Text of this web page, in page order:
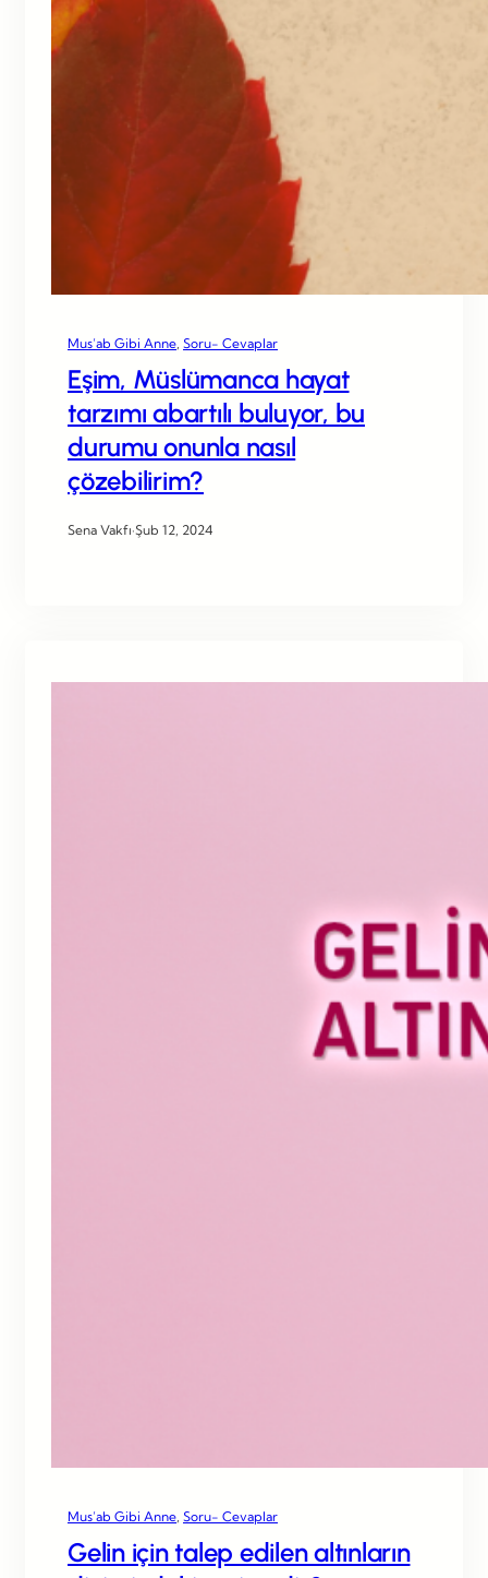
Mus’ab Gibi Anne Soru- Cevaplar
Eşim, Müslümanca hayat
tarzımı abartılı buluyor, bu
durumu onunla nasıl
çözebilirim?
Sena Vakfı·Şub 12, 2024
Mus’ab Gibi Anne Soru- Cevaplar
Gelin için talep edilen altınların